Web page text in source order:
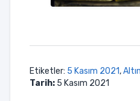
Etiketler: 5 Kasım 2021,
Tarih: 5 Kasım 2021